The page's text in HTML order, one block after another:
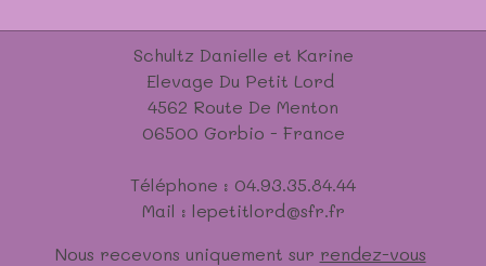
Schultz Danielle et Karine
Elevage Du Petit Lord
4562 Route De Menton
06500 Gorbio - France
Téléphone : 04.93.35.84.44
Mail : lepetitlord@sfr.fr
Nous recevons uniquement sur rendez-vous